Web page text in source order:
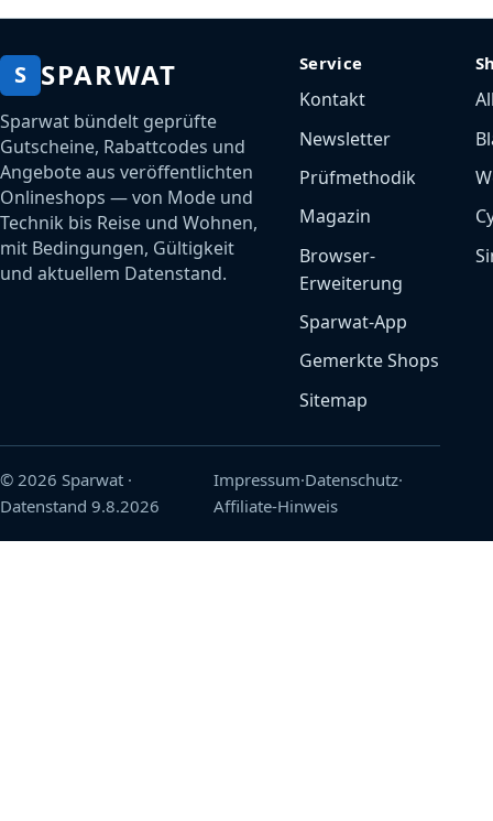
S SPARWAT
Sparwat bündelt geprüfte
Gutscheine, Rabattcodes und
Angebote aus veröffentlichten
Onlineshops — von Mode und
Technik bis Reise und Wohnen,
mit Bedingungen, Gültigkeit
und aktuellem Datenstand.
Service
Kontakt
Newsletter
Prüfmethodik
Magazin
Browser-
Erweiterung
Sparwat-App
Gemerkte Shops
Sitemap
© 2026 Sparwat ·
Datenstand 9.8.2026
Impressum·Datenschutz·
Affiliate-Hinweis